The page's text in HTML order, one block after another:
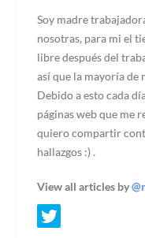
Soy madre
nosotras, para mi el
libre después del
así que la mayoría de
Debido a esto cada
páginas web que me
quiero compartir
hallazgos :) .
View all articles by